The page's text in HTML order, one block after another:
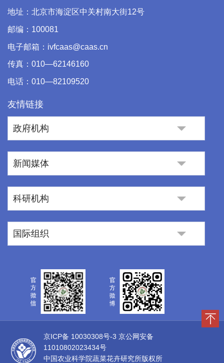
地址：北京市海淀区中关村南大街12号
邮编：100081
电子邮箱：ivfcaas@caas.cn
传真：010—62146160
电话：010—82109520
友情链接
政府机构
新闻媒体
科研机构
国际组织
京ICP备 10030308号-3 京公网安备
11010802023434号
中国农业科学院蔬菜花卉研究所版权所